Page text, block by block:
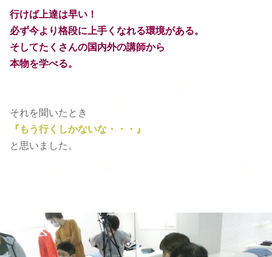
行けば上達は早い！
必ず今より格段に上手くなれる環境がある。
そしてたくさんの国内外の講師から
本物を学べる。
それを聞いたとき
『もう行くしかないな・・・』
と思いました。